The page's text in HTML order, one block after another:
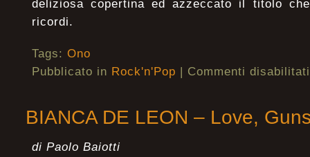
deliziosa copertina ed azzeccato il titolo
ricordi.
Tags: Ono
Pubblicato in Rock'n'Pop | Commenti disabilitati
BIANCA DE LEON – Love,
di Paolo Baiotti